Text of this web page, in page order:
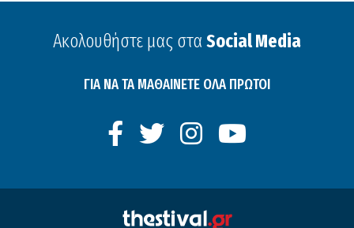
Ακολουθήστε μας στα Social Media
ΓΙΑ ΝΑ ΤΑ ΜΑΘΑΙΝΕΤΕ ΟΛΑ ΠΡΩΤΟΙ